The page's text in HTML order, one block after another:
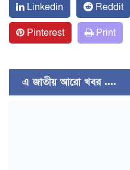
Linkedin
Reddit
Pinterest
Print
এ জাতীয় আরো খবর ....